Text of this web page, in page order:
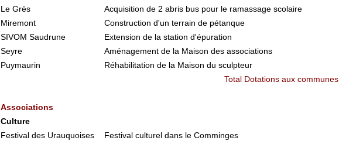
Le Grès
Acquisition de 2 abris bus pour le ramassage scolaire
Miremont
Construction d'un terrain de pétanque
SIVOM Saudrune
Extension de la station d'épuration
Seyre
Aménagement de la Maison des associations
Puymaurin
Réhabilitation de la Maison du sculpteur
Total Dotations aux communes
Associations
Culture
Festival des Urauquoises
Festival culturel dans le Comminges